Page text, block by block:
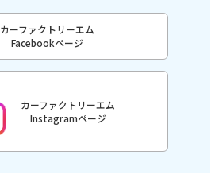
カーファクトリーエム
Facebookページ
カーファクトリーエム
Instagramページ